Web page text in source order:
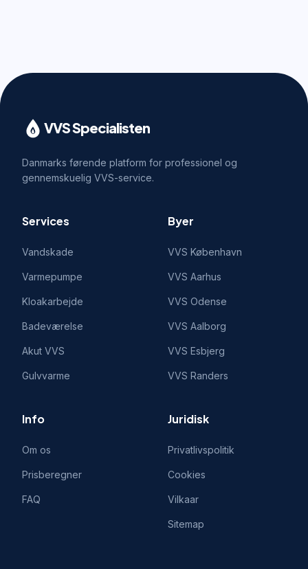
VVS Specialisten
Danmarks førende platform for professionel og
gennemskuelig VVS-service.
Services
Vandskade
Varmepumpe
Kloakarbejde
Badeværelse
Akut VVS
Gulvvarme
Byer
VVS København
VVS Aarhus
VVS Odense
VVS Aalborg
VVS Esbjerg
VVS Randers
Info
Om os
Prisberegner
FAQ
Juridisk
Privatlivspolitik
Cookies
Vilkaar
Sitemap